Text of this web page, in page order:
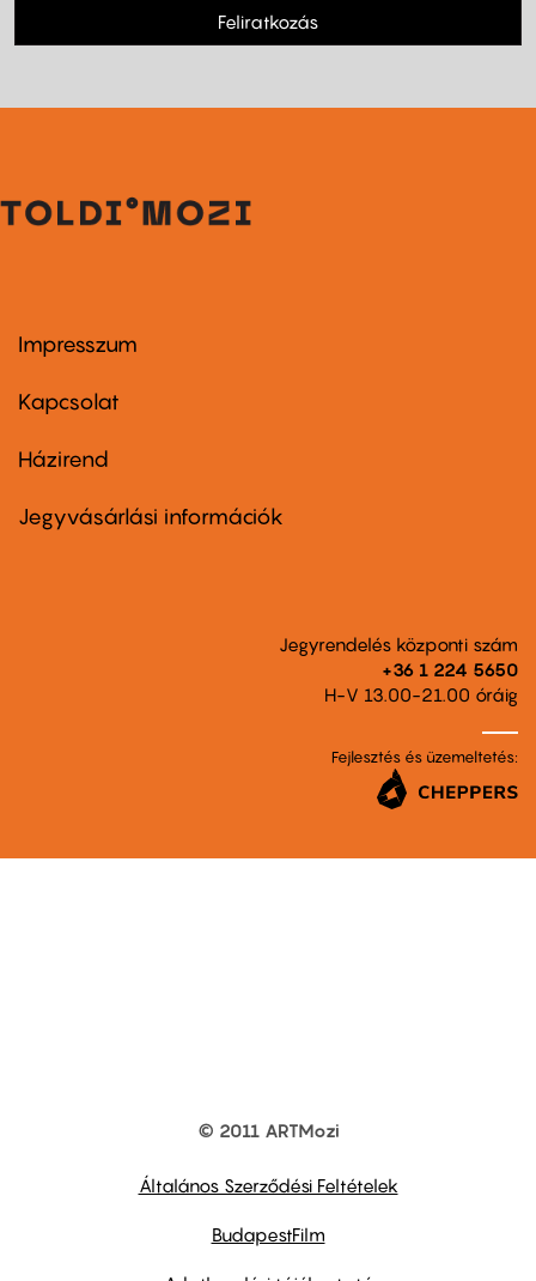
Feliratkozás
Footer
first
Impresszum
Kapcsolat
Footer
second
Házirend
Jegyvásárlási információk
Jegyrendelés központi szám
+36 1 224 5650
H-V 13.00-21.00 óráig
Fejlesztés és üzemeltetés:
© 2011 ARTMozi
Általános Szerződési Feltételek
BudapestFilm